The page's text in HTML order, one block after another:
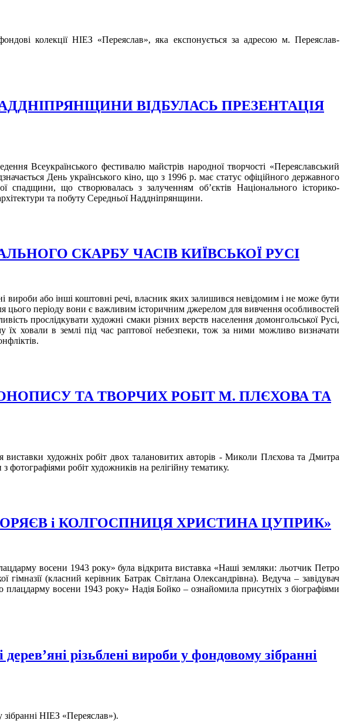
колекції НІЕЗ «Переяслав», яка експонується за адресою м. Переяслав-
ВІДБУЛАСЬ ПРЕЗЕНТАЦІЯ
Всеукраїнського фестивалю майстрів народної творчості «Переяславський
День українського кіно, що з 1996 р. має статус офіційного державного
спадщини, що створювалась з залученням об’єктів Національного історико-
та побуту Середньої Наддніпрянщини.
СКАРБУ ЧАСІВ КИЇВСЬКОЇ РУСІ
або інші коштовні речі, власник яких залишився невідомим і не може бути
цього періоду вони є важливим історичним джерелом для вивчення особливостей
прослідкувати художні смаки різних верств населення домонгольської Русі,
їх ховали в землі під час раптової небезпеки, тож за ними можливо визначати
ТА ТВОРЧИХ РОБІТ М. ПЛЄХОВА ТА
виставки художніх робіт двох талановитих авторів - Миколи Плєхова та Дмитра
фотографіями робіт художників на релігійну тематику.
і КОЛГОСПНИЦЯ ХРИСТИНА ЦУПРИК»
восени 1943 року» була відкрита виставка «Наші земляки: льотчик Петро
(класний керівник Батрак Світлана Олександрівна). Ведуча – завідувач
плацдарму восени 1943 року» Надія Бойко – ознайомила присутніх з біографіями
різьблені вироби у фондовому зібранні
зібранні НІЕЗ «Переяслав»).